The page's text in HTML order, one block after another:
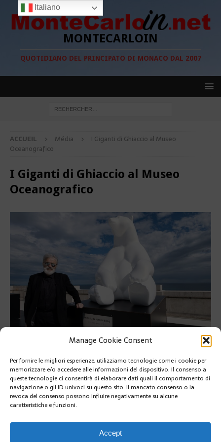
Manage Cookie Consent
Per fornire le migliori esperienze, utilizziamo tecnologie come i cookie per
memorizzare e/o accedere alle informazioni del dispositivo. Il consenso a
queste tecnologie ci consentirà di elaborare dati quali il comportamento di
navigazione o gli ID univoci su questo sito. Il mancato consenso o la
revoca del consenso possono influire negativamente su alcune
caratteristiche e funzioni.
Accept
MONTECARLOIN
QUOTIDIANO DEL PRINCIPATO DI MONACO DAL 2007
ACCUEIL Média
I Giganti di Ghiaccio al Museo
Oceanografico
I Giganti di Ghiaccio al Museo
Oceanografico
terrazza del museo Oceanografico dell’artista Michel
Bassompierre
I « Giganti di Ghiaccio » 7 sculture di orsi e pinguini esposte
sulla terrazza del museo Oceanografico dell’artista Michel
Bassompierre
Italiano